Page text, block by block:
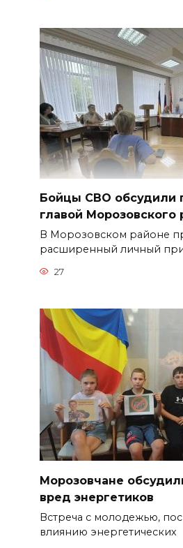
Бойцы СВО обсудили
главой Морозовского
В Морозовском районе
расширенный личный
27
Морозовчане
вред энергетиков
Встреча с молодежью,
влиянию энергетических